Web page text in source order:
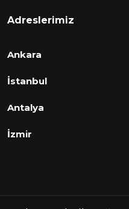
Adreslerimiz
Ankara
İstanbul
Antalya
İzmir